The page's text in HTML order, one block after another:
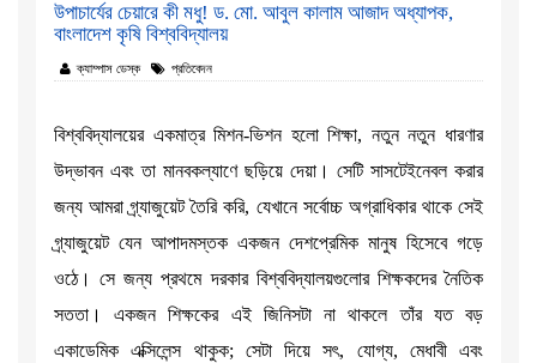
উপাচার্যের চেয়ারে কী মধু! ড. মো. আবুল কালাম আজাদ অধ্যাপক,
বাংলাদেশ কৃষি বিশ্ববিদ্যালয়
ক্যাম্পাস ডেস্ক প্রতিবেদন
বিশ্ববিদ্যালয়ের একমাত্র মিশন-ভিশন হলো শিক্ষা, নতুন নতুন ধারণার
উদ্ভাবন এবং তা মানবকল্যাণে ছড়িয়ে দেয়া। সেটি সাসটেইনেবল করার
জন্য আমরা গ্র্যাজুয়েট তৈরি করি, যেখানে সর্বোচ্চ অগ্রাধিকার থাকে সেই
গ্র্যাজুয়েট যেন আপাদমস্তক একজন দেশপ্রেমিক মানুষ হিসেবে গড়ে
ওঠে। সে জন্য প্রথমে দরকার বিশ্ববিদ্যালয়গুলোর শিক্ষকদের নৈতিক
সততা। একজন শিক্ষকের এই জিনিসটা না থাকলে তাঁর যত বড়
একাডেমিক এক্সিলেন্স থাকুক; সেটা দিয়ে সৎ, যোগ্য, মেধাবী এবং